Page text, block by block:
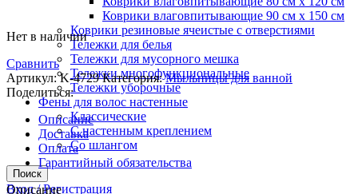
Коврики влаговпитывающие 90 см х 150 см
Коврики резиновые ячеистые с отверстиями
Тележки для белья
Тележки для мусорного мешка
Тележки многофункциональные
Тележки уборочные
Фены для волос настенные
Классические
С настенным креплением
Со шлангом
Поиск
Вход / Регистрация
Нет в наличии
Сравнить
Артикул:K-4729Категория: Мыльницы для ванной
Поделиться:
Описание
Доставка
Оплата
Гарантийный обязательства
Описание